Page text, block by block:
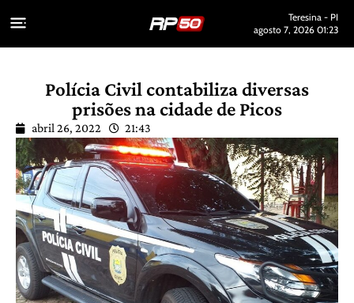
Teresina - PI
agosto 7, 2026 01:23
Polícia Civil contabiliza diversas
prisões na cidade de Picos
abril 26, 2022 21:43